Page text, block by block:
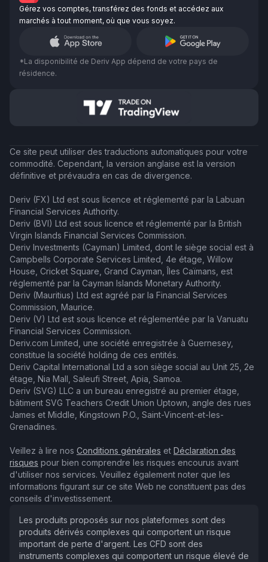
Gérez vos comptes, transférez des fonds et accédez aux
marchés à tout moment, où que vous soyez.
*La disponibilité de Deriv App dépend de votre pays de
résidence.
Ce site peut utiliser des traductions automatiques pour votre
commodité. Cependant, la version anglaise est la version
définitive et prévaudra en cas de divergence.
Deriv (FX) Ltd est sous licence et réglementé par la Labuan
Financial Services Authority.
Deriv (BVI) Ltd est sous licence et réglementé par la British
Virgin Islands Financial Services Commission.
Deriv Investments (Cayman) Limited, dont le siège social est à
Campbells Corporate Services Limited, 4e étage, Willow
House, Cricket Square, Grand Cayman, Îles Caïmans, est
réglementé par la Cayman Islands Monetary Authority.
Deriv (Mauritius) Ltd est agréé par la Financial Services
Commission, Maurice.
Deriv (V) Ltd est sous licence et réglementée par la Vanuatu
Financial Services Commission.
Deriv.com Limited, une société enregistrée à Guernesey,
constitue la société holding de ces entités.
Deriv Capital International Ltd a son siège social au Unit 25, 2e
étage, Nia Mall, Saleufi Street, Apia, Samoa.
Deriv (SVG) LLC a un bureau enregistré au premier étage,
bâtiment SVG Teachers Credit Union Uptown, angle des rues
James et Middle, Kingstown P.O., Saint-Vincent-et-les-
Grenadines.
Veillez à lire nos Conditions générales et Déclaration des
risques pour bien comprendre les risques encourus avant
d'utiliser nos services. Veuillez également noter que les
informations figurant sur ce site Web ne constituent pas des
conseils d'investissement.
Les produits proposés sur nos plateformes sont des
produits dérivés complexes qui comportent un risque
important de perte d'argent. Les CFD sont des
instruments complexes qui comportent un risque élevé de